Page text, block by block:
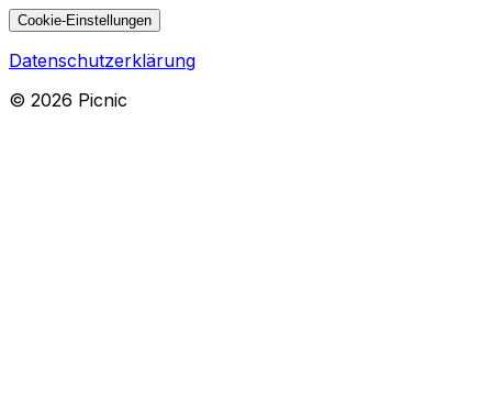
Cookie-Einstellungen
Datenschutzerklärung
© 2026 Picnic